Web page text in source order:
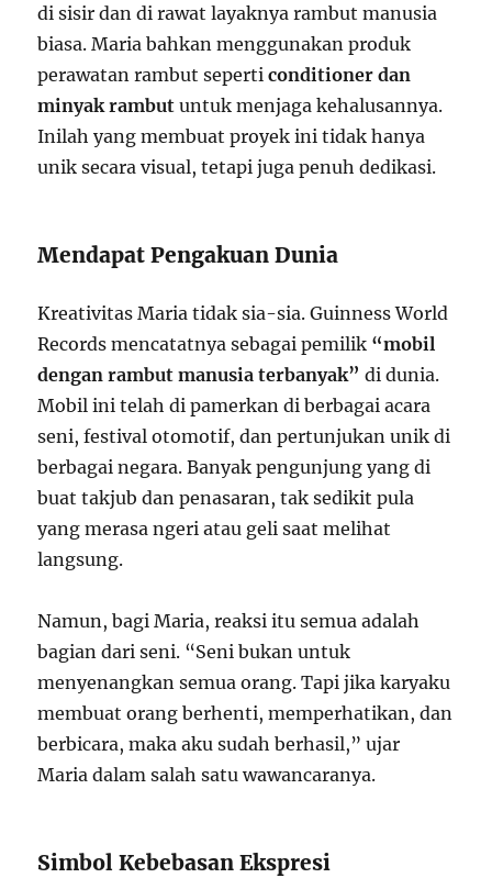
di sisir dan di rawat layaknya rambut manusia
biasa. Maria bahkan menggunakan produk
perawatan rambut seperticonditioner dan
minyak rambut untuk menjaga kehalusannya.
Inilah yang membuat proyek ini tidak hanya
unik secara visual, tetapi juga penuh dedikasi.
Mendapat Pengakuan Dunia
Kreativitas Maria tidak sia-sia. Guinness World
Records mencatatnya sebagai pemilik “mobil
dengan rambut manusia terbanyak” di dunia.
Mobil ini telah di pamerkan di berbagai acara
seni, festival otomotif, dan pertunjukan unik di
berbagai negara. Banyak pengunjung yang di
buat takjub dan penasaran, tak sedikit pula
yang merasa ngeri atau geli saat melihat
langsung.
Namun, bagi Maria, reaksi itu semua adalah
bagian dari seni. “Seni bukan untuk
menyenangkan semua orang. Tapi jika karyaku
membuat orang berhenti, memperhatikan, dan
berbicara, maka aku sudah berhasil,” ujar
Maria dalam salah satu wawancaranya.
Simbol Kebebasan Ekspresi